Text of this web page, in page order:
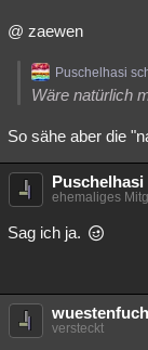
@ zaewen
Puschelhasi
Wäre natürlich
So sähe aber die
Puschelhasi
ehemaliges
Sag ich ja.
versteckt